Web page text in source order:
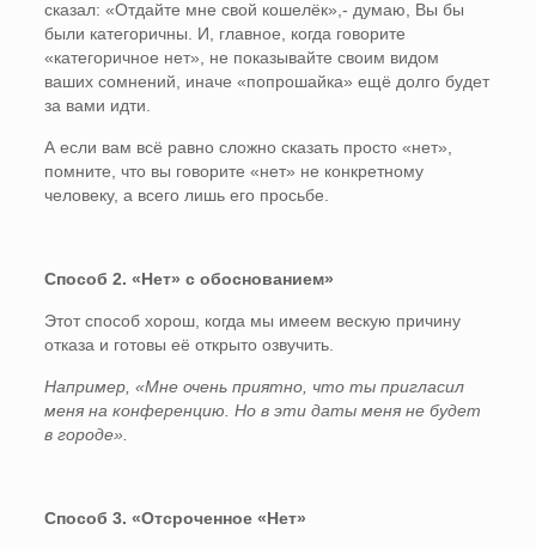
сказал: «Отдайте мне свой кошелёк»,- думаю, Вы бы
были категоричны. И, главное, когда говорите
«категоричное нет», не показывайте своим видом
ваших сомнений, иначе «попрошайка» ещё долго будет
за вами идти.
А если вам всё равно сложно сказать просто «нет»,
помните, что вы говорите «нет» не конкретному
человеку, а всего лишь его просьбе.
Способ 2. «Нет» с обоснованием»
Этот способ хорош, когда мы имеем вескую причину
отказа и готовы её открыто озвучить.
Например, «Мне очень приятно, что ты пригласил
меня на конференцию. Но в эти даты меня не будет
в городе».
Способ 3. «Отсроченное «Нет»